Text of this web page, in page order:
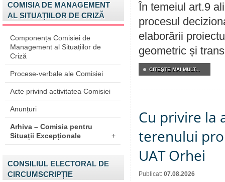
COMISIA DE MANAGEMENT
AL SITUAȚIILOR DE CRIZĂ
Componența Comisiei de
Management al Situațiilor de
Criză
Procese-verbale ale Comisiei
Acte privind activitatea Comisiei
Anunțuri
Arhiva – Comisia pentru
Situații Excepționale
+
CONSILIUL ELECTORAL DE
CIRCUMSCRIPȚIE
În temeiul art.9
procesul
elaborării
geometric și
CITEŞTE MAI MULT...
Cu privire la
terenului
UAT Orhei
Publicat: 07.08.2026